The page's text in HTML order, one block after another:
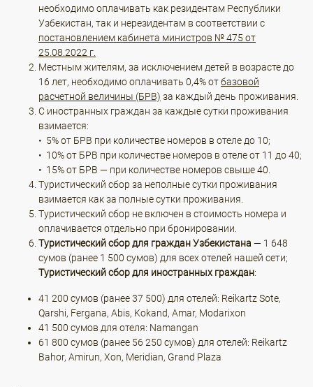
необходимо оплачивать как резидентам Республики
Узбекистан, так и нерезидентам в соответствии с
постановлением кабинета министров № 475 от
25.08.2022 г.
Местным жителям, за исключением детей в возрасте до
16 лет, необходимо оплачивать 0,4% отбазовой
расчетной величины (БРВ) за каждый день проживания.
С иностранных граждан за каждые сутки проживания
взимается:
• 5% от БРВ при количестве номеров в отеле до 10;
• 10% от БРВ при количестве номеров в отеле от 11 до 40;
• 15% от БРВ — при количестве номеров свыше 40.
Туристический сбор за неполные сутки проживания
взимается как за полные сутки проживания.
Туристический сбор не включен в стоимость номера и
оплачивается отдельно при бронировании.
Туристический сбор для граждан Узбекистана — 1 648
сумов (ранее 1 500 сумов) для всех отелей нашей сети;
Туристический сбор для иностранных граждан:
41 200 сумов (ранее 37 500) для отелей: Reikartz Sote,
Qarshi, Fergana, Abis, Kokand, Amar, Modarixon
41 500 сумов для отеля: Namangan
61 800 сумов (ранее 56 250 сумов) для отелей: Reikartz
Bahor, Amirun, Xon, Meridian, Grand Plaza